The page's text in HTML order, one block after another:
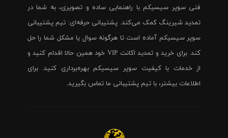
فنی سوپر سیسیکم با راهنمایی ساده و تصویری، به شما در
تمدید شیرینگ کمک می‌کند. پشتیبانی حرفه‌ای: تیم پشتیبانی
سوپر سیسیکم آماده است تا هرگونه سوال یا مشکل شما را حل
کند. برای خرید و تمدید اکانت VIP خود همین حالا اقدام کنید و
از خدمات با کیفیت سوپر سیسیکم بهره‌برداری کنید. برای
اطلاعات بیشتر، با تیم پشتیبانی ما تماس بگیرید.